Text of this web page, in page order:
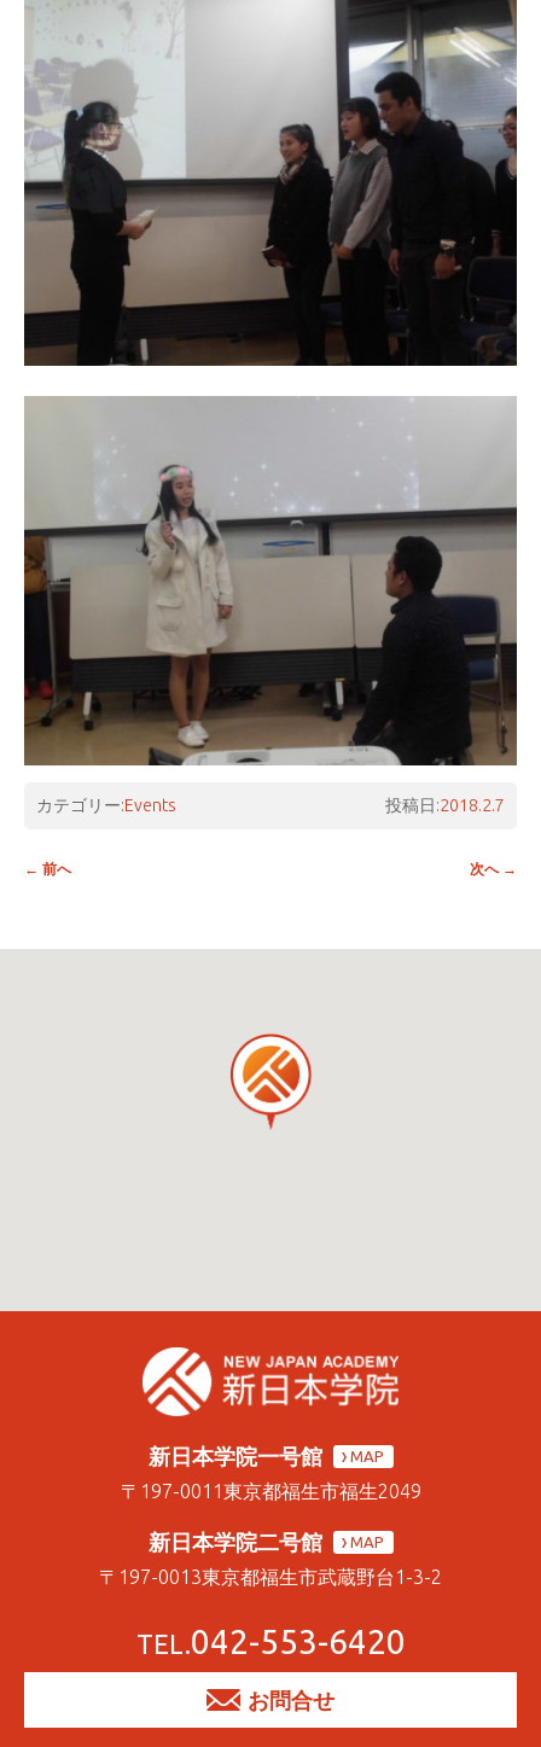
カテゴリー:Events 投稿日:2018.2.7
投稿ナビゲーション
← 前へ 次へ →
新日本学院一号館 MAP
〒197-0011東京都福生市福生2049
新日本学院二号館 MAP
〒197-0013東京都福生市武蔵野台1-3-2
TEL.042-553-6420
お問合せ